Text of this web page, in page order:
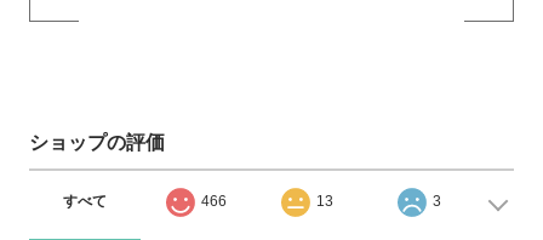
ショップの評価
すべて 466 13 3